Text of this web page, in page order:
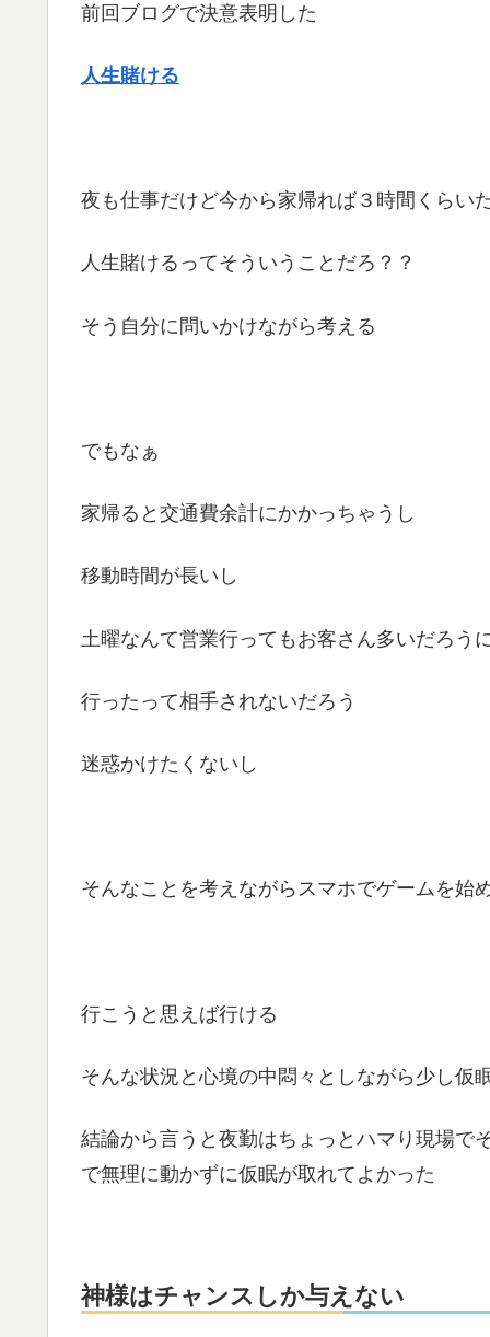
前回ブログで決意表明した
人生賭ける
夜も仕事だけど今から家帰れば３時間くらい
人生賭けるってそういうことだろ？？
そう自分に問いかけながら考える
でもなぁ
家帰ると交通費余計にかかっちゃうし
移動時間が長いし
土曜なんて営業行ってもお客さん多いだろう
行ったって相手されないだろう
迷惑かけたくないし
そんなことを考えながらスマホでゲームを始
行こうと思えば行ける
そんな状況と心境の中悶々としながら少し仮
結論から言うと夜勤はちょっとハマり現場で
で無理に動かずに仮眠が取れてよかった
神様はチャンスしか与えない